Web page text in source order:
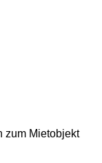
zum Mietobjekt